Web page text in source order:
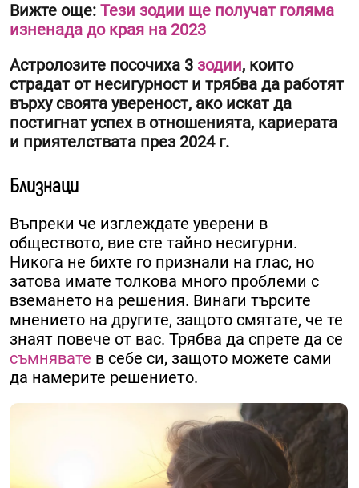
Вижте още: Тези зодии ще получат голяма
изненада до края на 2023
Астролозите посочиха 3 зодии, които
страдат от несигурност и трябва да работят
върху своята увереност, ако искат да
постигнат успех в отношенията, кариерата
и приятелствата през 2024 г.
Близнаци
Въпреки че изглеждате уверени в
обществото, вие сте тайно несигурни.
Никога не бихте го признали на глас, но
затова имате толкова много проблеми с
вземането на решения. Винаги търсите
мнението на другите, защото смятате, че те
знаят повече от вас. Трябва да спрете да се
съмнявате в себе си, защото можете сами
да намерите решението.